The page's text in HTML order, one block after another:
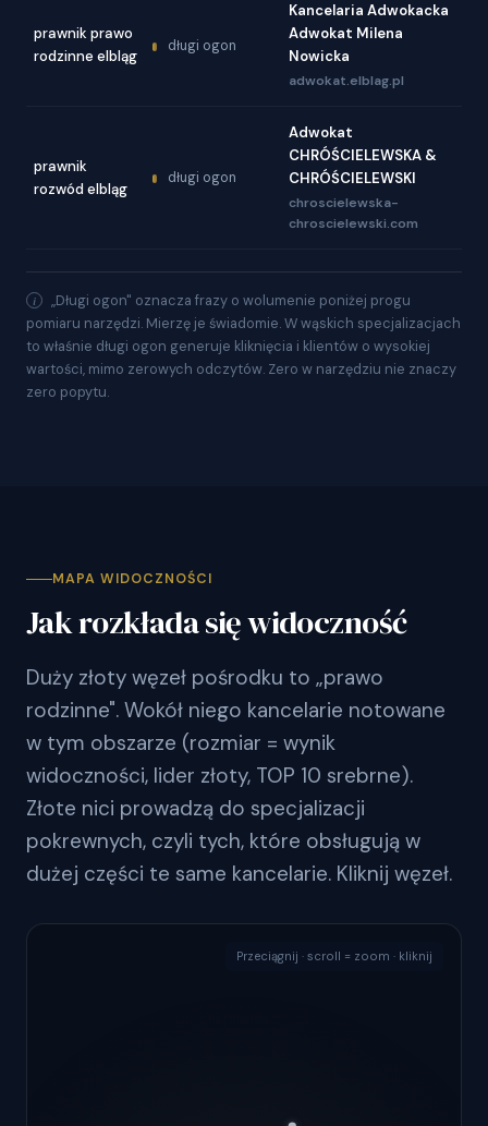
prawnik prawo
rodzinne elbląg
długi ogon
Kancelaria Adwokacka
Adwokat Milena
Nowicka
adwokat.elblag.pl
prawnik
rozwód elbląg
długi ogon
Adwokat
CHRÓŚCIELEWSKA &
CHRÓŚCIELEWSKI
chroscielewska-
chroscielewski.com
„Długi ogon" oznacza frazy o wolumenie poniżej progu
pomiaru narzędzi. Mierzę je świadomie. W wąskich specjalizacjach
to właśnie długi ogon generuje kliknięcia i klientów o wysokiej
wartości, mimo zerowych odczytów. Zero w narzędziu nie znaczy
zero popytu.
MAPA WIDOCZNOŚCI
Jak rozkłada się widoczność
Duży złoty węzeł pośrodku to „prawo
rodzinne". Wokół niego kancelarie notowane
w tym obszarze (rozmiar = wynik
widoczności, lider złoty, TOP 10 srebrne).
Złote nici prowadzą do specjalizacji
pokrewnych, czyli tych, które obsługują w
dużej części te same kancelarie. Kliknij węzeł.
Przeciągnij · scroll = zoom · kliknij